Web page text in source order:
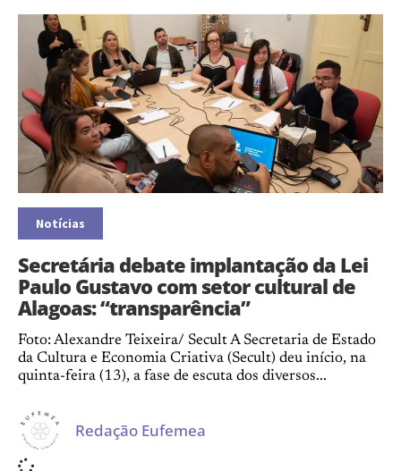
Notícias
Secretária debate implantação da Lei
Paulo Gustavo com setor cultural de
Alagoas: “transparência”
Foto: Alexandre Teixeira/ Secult A Secretaria de Estado
da Cultura e Economia Criativa (Secult) deu início, na
quinta-feira (13), a fase de escuta dos diversos...
Redação Eufemea